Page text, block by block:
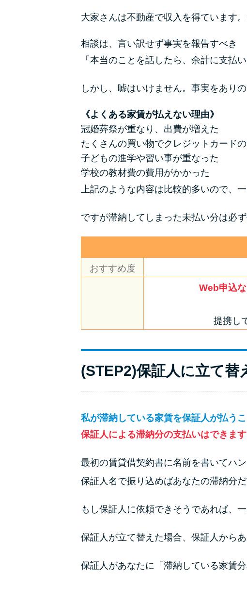
大家さんは不動産で収入を得ています
相談は、言い訳せず事実を報告すべき
「本当のことを話したら、余計に支払
しかし、嘘はいけません。事実をあり
《よくある家賃が払えない理由》
冠婚葬祭が重なり、出費が増えた
たくさんの買い物でクレジットカード
子どもの進学や習い事が重なった
学校の教材費の費用がかかった
上記のような内容は比較的多いので、
ですが滞納してしまった未払い分は必
おすすめ度
Web申込
提携し
(STEP2)保証人に立て
私が滞納している家賃を保証人が払う
保証人による滞納分の支払いはできます
最初の賃貸借契約書に名前を書いてハ
保証人名で振り込めばあなたの滞納分だ
もし保証人に依頼できそうであれば、
保証人が立て替えた場合、保証人から
保証人があなたに「滞納している家賃